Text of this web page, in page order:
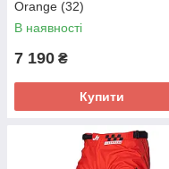
Orange (32)
В наявності
7 190 ₴
Купити